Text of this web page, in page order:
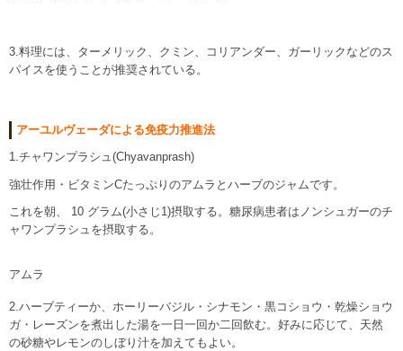
3.料理には、ターメリック、クミン、コリアンダー、ガーリックなどのス
パイスを使うことが推奨されている。
アーユルヴェーダによる免疫力推進法
1.チャワンプラシュ(Chyavanprash)
強壮作用・ビタミンCたっぷりのアムラとハーブのジャムです。
これを朝、 10 グラム(小さじ1)摂取する。糖尿病患者はノンシュガーのチ
ャワンプラシュを摂取する。
アムラ
2.ハーブティーか、ホーリーバジル・シナモン・黒コショウ・乾燥ショウ
ガ・レーズンを煮出した湯を一日一回か二回飲む。好みに応じて、天然
の砂糖やレモンのしぼり汁を加えてもよい。